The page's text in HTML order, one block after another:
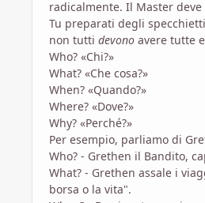
radicalmente. Il Master
Tu preparati degli
non tutti devono avere tutte
Who? «Chi?»
What? «Che cosa?»
When? «Quando?»
Where? «Dove?»
Why? «Perché?»
Per esempio, parliamo di
Who? - Grethen il Bandito,
What? - Grethen assale i
borsa o la vita".